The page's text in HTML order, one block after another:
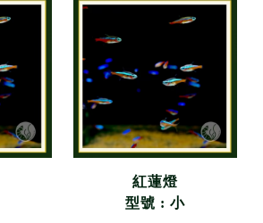
紅蓮燈
型號 : 小